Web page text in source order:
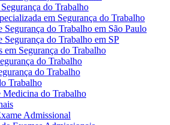
do Trabalho
em Segurança do Trabalho
Segurança do Trabalho em São Paulo
Segurança do Trabalho em SP
em Segurança do Trabalho
do Trabalho
do Trabalho
Trabalho
Medicina do Trabalho
Admissional